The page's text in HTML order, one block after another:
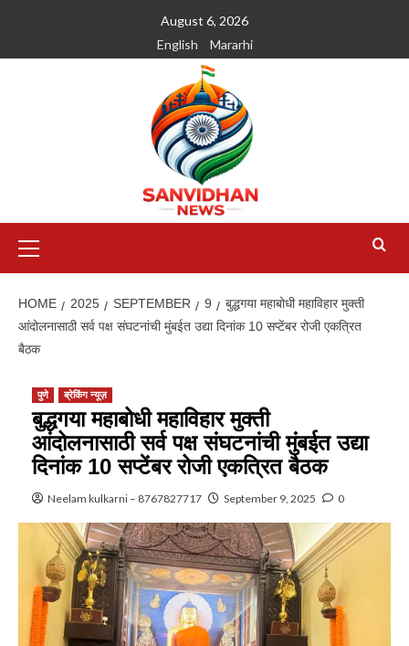
August 6, 2026
English
Mararhi
HOME 2025 SEPTEMBER 9
बुद्धगया महाबोधी महाविहार मुक्ती
आंदोलनासाठी सर्व पक्ष संघटनांची मुंबईत उद्या दिनांक 10 सप्टेंबर रोजी एकत्रित
बैठक
पुणे ब्रेकिंग न्यूज़
बुद्धगया महाबोधी महाविहार मुक्ती
आंदोलनासाठी सर्व पक्ष संघटनांची मुंबईत उद्या
दिनांक 10 सप्टेंबर रोजी एकत्रित बैठक
Neelam kulkarni – 8767827717 September 9, 2025 0